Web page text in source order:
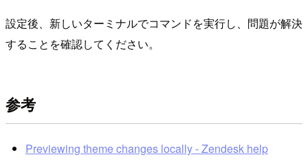
設定後、新しいターミナルでコマンドを実行し、問題が解決
することを確認してください。
参考
Previewing theme changes locally - Zendesk help